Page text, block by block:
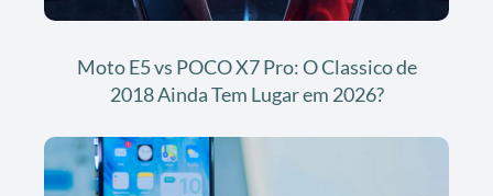
Moto E5 vs POCO X7 Pro: O Classico de
2018 Ainda Tem Lugar em 2026?